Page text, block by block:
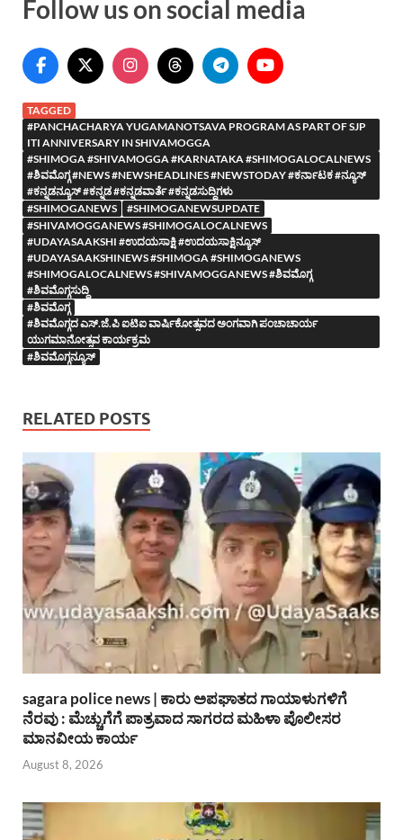
Follow us on social media
TAGGED
#PANCHACHARYA YUGAMANOTSAVA PROGRAM AS PART OF SJP
ITI ANNIVERSARY IN SHIVAMOGGA
#SHIMOGA #SHIVAMOGGA #KARNATAKA #SHIMOGALOCALNEWS
#ಶಿವಮೊಗ್ಗ #NEWS #NEWSHEADLINES #NEWSTODAY #ಕರ್ನಾಟಕ #ನ್ಯೂಸ್
#ಕನ್ನಡನ್ಯೂಸ್ #ಕನ್ನಡ #ಕನ್ನಡವಾರ್ತೆ #ಕನ್ನಡಸುದ್ದಿಗಳು
#SHIMOGANEWS
#SHIMOGANEWSUPDATE
#SHIVAMOGGANEWS #SHIMOGALOCALNEWS
#UDAYASAAKSHI #ಉದಯಸಾಕ್ಷಿ #ಉದಯಸಾಕ್ಷಿನ್ಯೂಸ್
#UDAYASAAKSHINEWS #SHIMOGA #SHIMOGANEWS
#SHIMOGALOCALNEWS #SHIVAMOGGANEWS #ಶಿವಮೊಗ್ಗ
#ಶಿವಮೊಗ್ಗಸುದ್ದಿ
#ಶಿವಮೊಗ್ಗ
#ಶಿವಮೊಗ್ಗದ ಎಸ್.ಜೆ.ಪಿ ಐಟಿಐ ವಾರ್ಷಿಕೋತ್ಸವದ ಅಂಗವಾಗಿ ಪಂಚಾಚಾರ್ಯ
ಯುಗಮಾನೋತ್ಸವ ಕಾರ್ಯಕ್ರಮ
#ಶಿವಮೊಗ್ಗನ್ಯೂಸ್
RELATED POSTS
sagara police news | ಕಾರು ಅಪಘಾತದ ಗಾಯಾಳುಗಳಿಗೆ
ನೆರವು : ಮೆಚ್ಚುಗೆಗೆ ಪಾತ್ರವಾದ ಸಾಗರದ ಮಹಿಳಾ ಪೊಲೀಸರ
ಮಾನವೀಯ ಕಾರ್ಯ
August 8, 2026